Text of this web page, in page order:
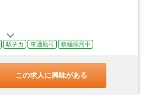
駅チカ 車通勤可 積極採用中
この求人に興味がある